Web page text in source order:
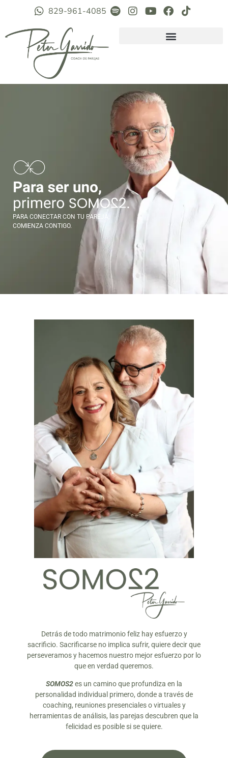
829-961-4085
PARA CONECTAR CON TU PAREJA,
COMIENZA CONTIGO.
Detrás de todo matrimonio feliz hay esfuerzo y
sacrificio. Sacrificarse no implica sufrir, quiere decir que
perseveramos y hacemos nuestro mejor esfuerzo por lo
que en verdad queremos.
SOMOS2es un camino que profundiza en la
personalidad individual primero, donde a través de
coaching, reuniones presenciales o virtuales y
herramientas de análisis, las parejas descubren que la
felicidad es posible si se quiere.